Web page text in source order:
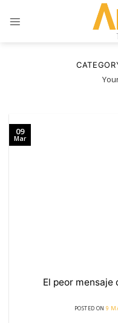
09
Mar
El peor mensaje
POSTED ON9